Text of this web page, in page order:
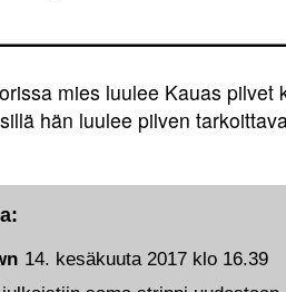
mies luulee Kauas pilvet
hän luulee pilven
14. kesäkuuta 2017 klo 16.39